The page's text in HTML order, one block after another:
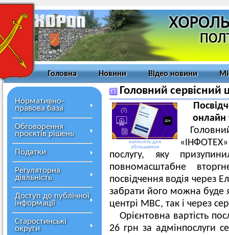
Головна Новини Відео новини
Нормативно-
правова база
Обговорення
проєктів рішень
Податки
Регуляторна
діяльність
Доступ до публічної
інформації
Старостинські
округи
Головний сервісний
натисніть для
збільшення
онлайн
послугу, яку
повномасштабне
посвідчення водія через
забрати його можна буде
центрі МВС, так і через
Орієнтовна вартість
26 грн за адмінпослуги